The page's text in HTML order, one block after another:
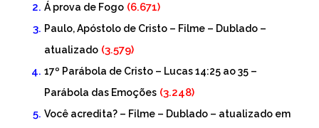
Á prova de Fogo (6.671)
Paulo, Apóstolo de Cristo – Filme – Dublado –
atualizado (3.579)
17º Parábola de Cristo – Lucas 14:25 ao 35 –
Parábola das Emoções (3.248)
Você acredita? – Filme – Dublado – atualizado em